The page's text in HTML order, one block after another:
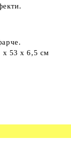
x 53 x 6,5 см